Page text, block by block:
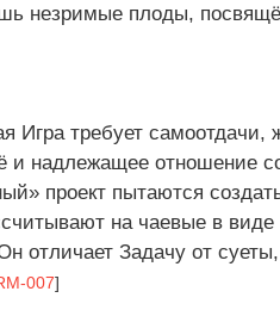
незримые плоды,
Игра требует самоотдачи,
и надлежащее отношение
проект пытаются
на чаевые в виде
отличает Задачу от
007]